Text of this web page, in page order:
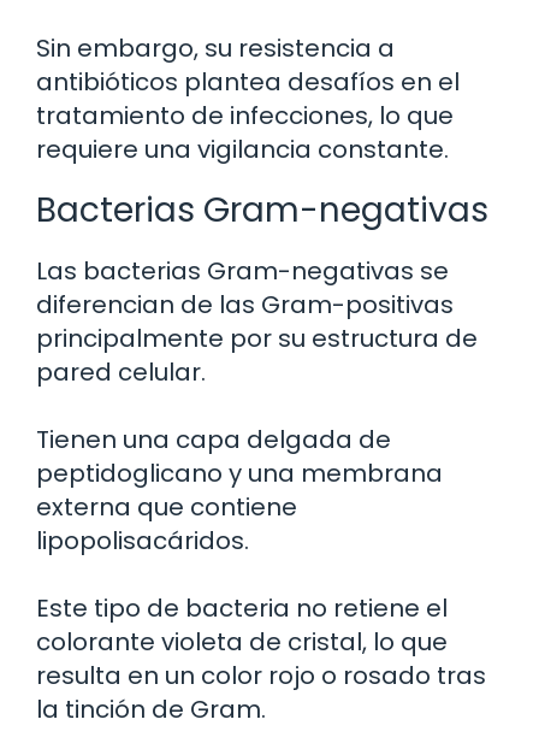
Sin embargo, su resistencia a
antibióticos plantea desafíos en el
tratamiento de infecciones, lo que
requiere una vigilancia constante.
Bacterias Gram-negativas
Las bacterias Gram-negativas se
diferencian de las Gram-positivas
principalmente por su estructura de
pared celular.
Tienen una capa delgada de
peptidoglicano y una membrana
externa que contiene
lipopolisacáridos.
Este tipo de bacteria no retiene el
colorante violeta de cristal, lo que
resulta en un color rojo o rosado tras
la tinción de Gram.